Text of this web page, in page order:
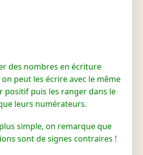
des nombres en écriture
peut les écrire avec le même
positif puis les ranger dans le
leurs numérateurs.
simple, on remarque que
sont de signes contraires !